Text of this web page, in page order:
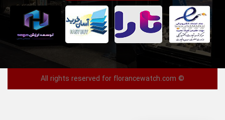
© All rights reserved for florancewatch.com